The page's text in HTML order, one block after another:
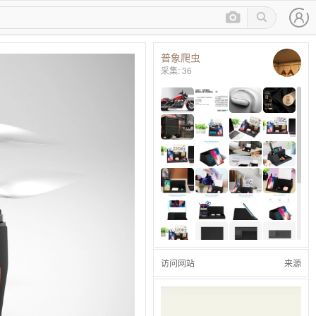
普象爬虫
采集: 36
访问网站 来源